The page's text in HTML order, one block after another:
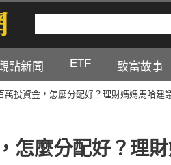
點新聞 ETF 致富故事
萬投資金，怎麼分配好？理財媽媽馬哈建
怎麼分配好？理